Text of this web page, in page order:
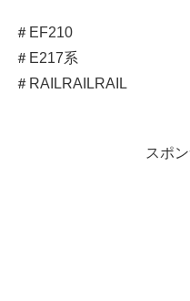
＃EF210
＃E217系
＃RAILRAILRAIL
スポ